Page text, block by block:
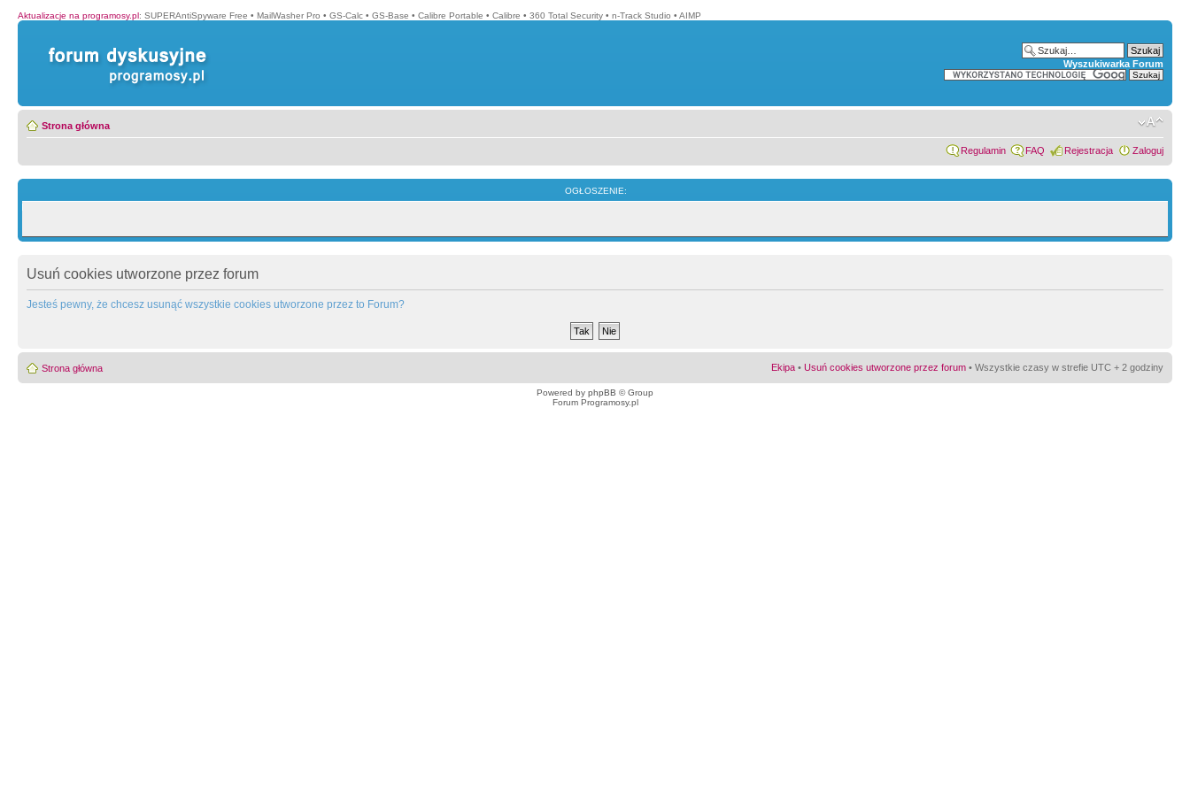
Aktualizacje na programosy.pl: SUPERAntiSpyware Free • MailWasher Pro • GS-Calc • GS-Base • Calibre Portable • Calibre • 360 Total Security • n-Track Studio • AIMP
Wyszukiwarka Forum
Strona główna
Regulamin FAQ Rejestracja Zaloguj
OGŁOSZENIE:
Usuń cookies utworzone przez forum
Jesteś pewny, że chcesz usunąć wszystkie cookies utworzone przez to Forum?
Strona główna Ekipa • Usuń cookies utworzone przez forum • Wszystkie czasy w strefie UTC + 2 godziny
Powered by phpBB © Group
Forum Programosy.pl